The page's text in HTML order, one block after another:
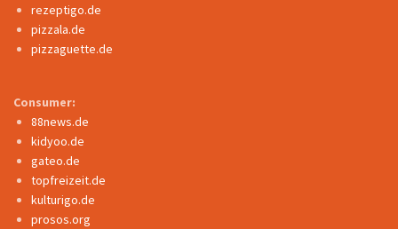
rezeptigo.de
pizzala.de
pizzaguette.de
Consumer:
88news.de
kidyoo.de
gateo.de
topfreizeit.de
kulturigo.de
prosos.org